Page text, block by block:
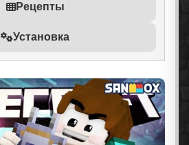
Рецепты
Установка